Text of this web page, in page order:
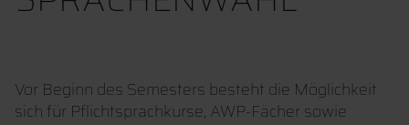
Vor Beginn des Semesters besteht die Möglichkeit
sich für Pflichtsprachkurse, AWP-Fächer sowie